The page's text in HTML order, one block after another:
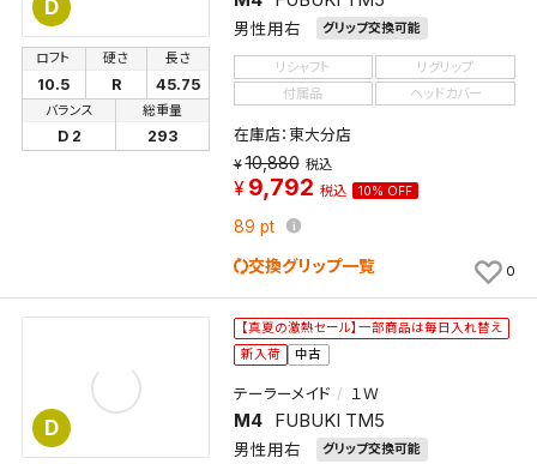
D
男性用右
グリップ交換可能
ロフト
10.5
硬さ
R
長さ
45.75
バランス
D 2
総重量
293
リシャフト
リグリップ
付属品
ヘッドカバー
在庫店：東大分店
10,880 税込
9,792 税込 10% OFF
89 pt
交換グリップ一覧 0
D
【真夏の激熱セール】一部商品は毎日入れ替え
新入荷
中古
テーラーメイド １Ｗ
M4 FUBUKI TM5
男性用右 グリップ交換可能